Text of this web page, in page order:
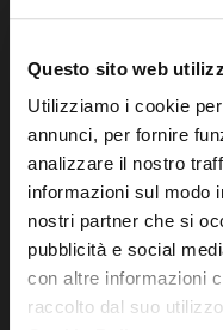
Questo sito web
Utilizziamo i cookie
annunci, per fornire
analizzare il nostro
informazioni sul modo
nostri partner che si
pubblicità e social
con altre informazioni
raccolto dal suo
Posta